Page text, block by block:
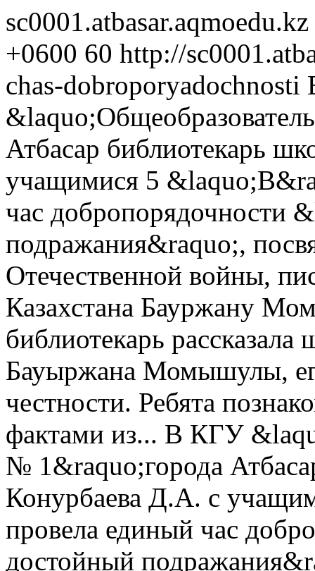
sc0001.atbasar.aqmoedu.kz
+0600 60 http://
chas-dobroporyadochnosti
Атбасар библиотекарь
учащимися 5
час добропорядочности
подражания&raquo;,
Отечественной войны,
Казахстана Бауржану
библиотекарь
Бауыржана Момышулы,
честности. Ребята
фактами из... В КГУ
№ 1&raquo;города
Конурбаева Д.А. с
провела единый час
достойный